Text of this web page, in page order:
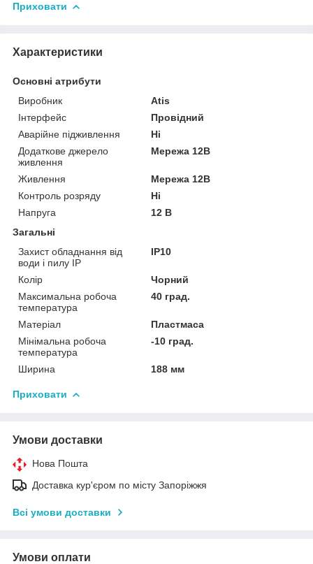
Приховати
Характеристики
Основні атрибути
Виробник
Atis
Інтерфейс
Провідний
Аварійне підживлення
Ні
Додаткове джерело
живлення
Мережа 12В
Живлення
Мережа 12В
Контроль розряду
Ні
Напруга
12 В
Загальні
Захист обладнання від
води і пилу IP
IP10
Колір
Чорний
Максимальна робоча
температура
40 град.
Матеріал
Пластмаса
Мінімальна робоча
температура
-10 град.
Ширина 188 мм
Приховати
Умови доставки
Нова Пошта
Доставка кур'єром по місту Запоріжжя
Всі умови доставки
Умови оплати